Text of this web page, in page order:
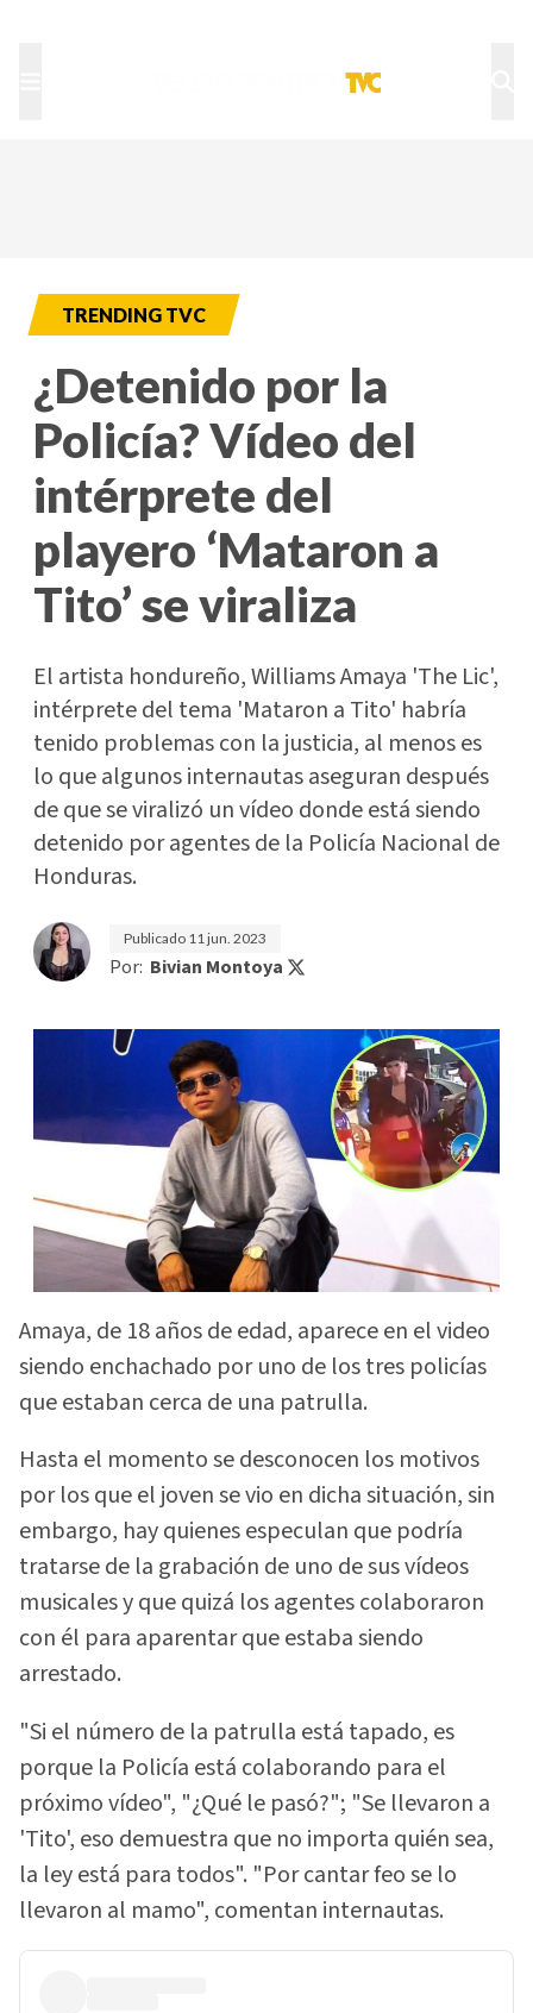
TRENDING TVC
¿Detenido por la
Policía? Vídeo del
intérprete del
playero ‘Mataron a
Tito’ se viraliza
El artista hondureño, Williams Amaya 'The Lic',
intérprete del tema 'Mataron a Tito' habría
tenido problemas con la justicia, al menos es
lo que algunos internautas aseguran después
de que se viralizó un vídeo donde está siendo
detenido por agentes de la Policía Nacional de
Honduras.
Publicado 11 jun. 2023
Por: Bivian Montoya
Amaya, de 18 años de edad, aparece en el video
siendo enchachado por uno de los tres policías
que estaban cerca de una patrulla.
Hasta el momento se desconocen los motivos
por los que el joven se vio en dicha situación, sin
embargo, hay quienes especulan que podría
tratarse de la grabación de uno de sus vídeos
musicales y que quizá los agentes colaboraron
con él para aparentar que estaba siendo
arrestado.
"Si el número de la patrulla está tapado, es
porque la Policía está colaborando para el
próximo vídeo", "¿Qué le pasó?"; "Se llevaron a
'Tito', eso demuestra que no importa quién sea,
la ley está para todos". "Por cantar feo se lo
llevaron al mamo", comentan internautas.